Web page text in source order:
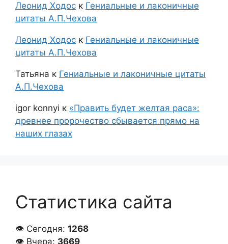
Леонид Ходос к Гениальные и лаконичные
цитаты А.П.Чехова
Леонид Ходос к Гениальные и лаконичные
цитаты А.П.Чехова
Татьяна к Гениальные и лаконичные цитаты
А.П.Чехова
igor konnyi к «Править будет желтая раса»:
древнее пророчество сбывается прямо на
наших глазах
Статистика сайта
👁 Сегодня: 1268
👁 Вчера: 3669